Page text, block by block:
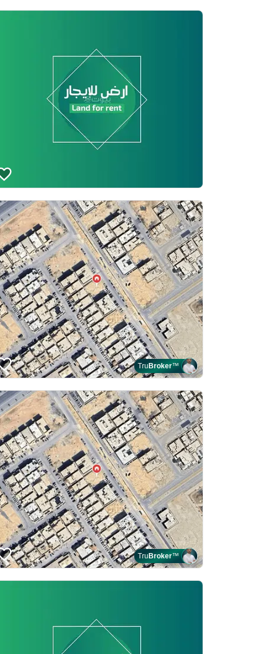
TruBroker™
TruBroker™